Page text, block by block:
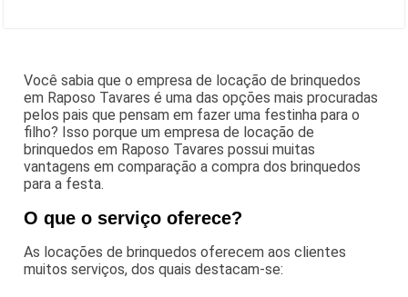
Você sabia que o empresa de locação de brinquedos
em Raposo Tavares é uma das opções mais procuradas
pelos pais que pensam em fazer uma festinha para o
filho? Isso porque um empresa de locação de
brinquedos em Raposo Tavares possui muitas
vantagens em comparação a compra dos brinquedos
para a festa.
O que o serviço oferece?
As locações de brinquedos oferecem aos clientes
muitos serviços, dos quais destacam-se: